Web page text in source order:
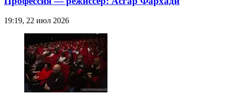
19:19, 22 июл 2026